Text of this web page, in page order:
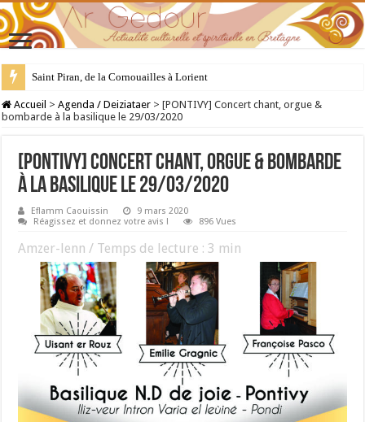
Saint Piran, de la Cornouailles à Lorient
28 juillet : Saint Samson de Dol, père de la Bretagne chrétienne
Accueil > Agenda / Deiziataer > [PONTIVY] Concert chant, orgue &
bombarde à la basilique le 29/03/2020
[PONTIVY] Concert chant, orgue & bombarde
à la basilique le 29/03/2020
Eflamm Caouissin
9 mars 2020
Réagissez et donnez votre avis !
896 Vues
Amzer-lenn / Temps de lecture :3 min